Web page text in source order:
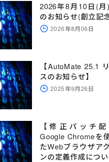
2026年8月10日(月
のお知らせ(創立記
2026年8月06日
【AutoMate 25.1
スのお知らせ】
2025年9月26日
【修正パッチ配
Google Chromeを
たWebブラウザア
ンの定義作成につ